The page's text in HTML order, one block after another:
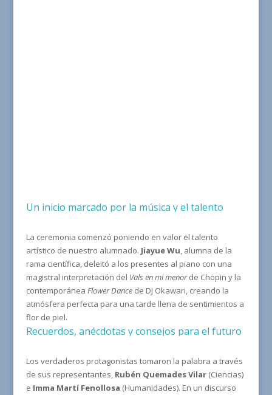
Un inicio marcado por la música y el talento
La ceremonia comenzó poniendo en valor el talento
artístico de nuestro alumnado. Jiayue Wu, alumna de la
rama científica, deleitó a los presentes al piano con una
magistral interpretación del Vals en mi menorde Chopin y la
contemporánea Flower Dance de DJ Okawari, creando la
atmósfera perfecta para una tarde llena de sentimientos a
flor de piel.
Recuerdos, anécdotas y consejos para el futuro
Los verdaderos protagonistas tomaron la palabra a través
de sus representantes, Rubén Quemades Vilar(Ciencias)
e Imma Martí Fenollosa (Humanidades). En un discurso